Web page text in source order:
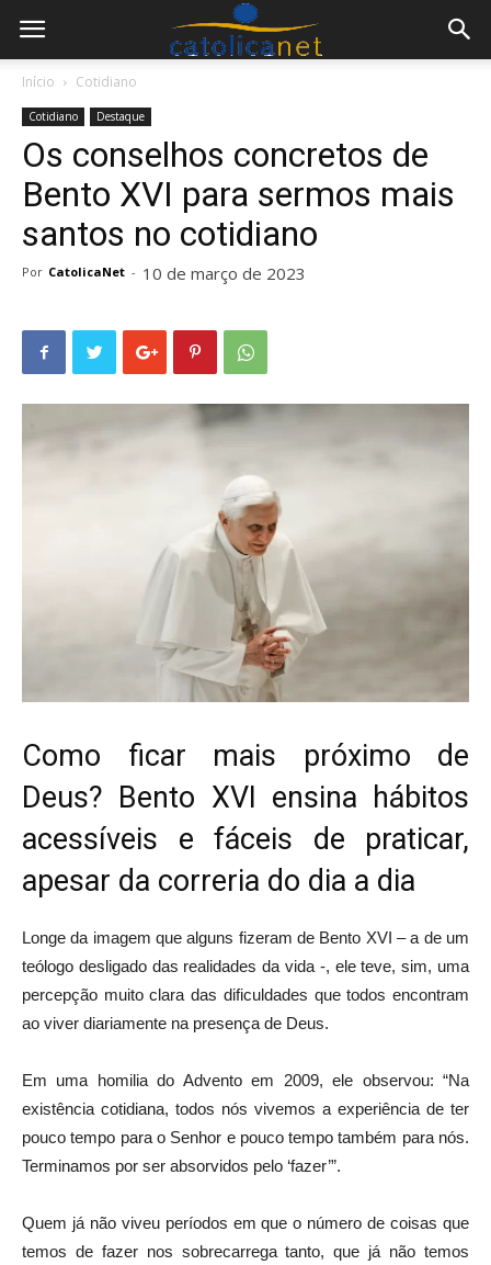
Início Cotidiano
Cotidiano Destaque
Os conselhos concretos de
Bento XVI para sermos mais
santos no cotidiano
Por CatolicaNet - 10 de março de 2023
Como ficar mais próximo de
Deus? Bento XVI ensina hábitos
acessíveis e fáceis de praticar,
apesar da correria do dia a dia
Longe da imagem que alguns fizeram de Bento XVI – a de um
teólogo desligado das realidades da vida -, ele teve, sim, uma
percepção muito clara das dificuldades que todos encontram
ao viver diariamente na presença de Deus.
Em uma homilia do Advento em 2009, ele observou: “Na
existência cotidiana, todos nós vivemos a experiência de ter
pouco tempo para o Senhor e pouco tempo também para nós.
Terminamos por ser absorvidos pelo ‘fazer’”.
Quem já não viveu períodos em que o número de coisas que
temos de fazer nos sobrecarrega tanto, que já não temos